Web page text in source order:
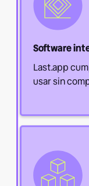
Software
Last.app
usar sin